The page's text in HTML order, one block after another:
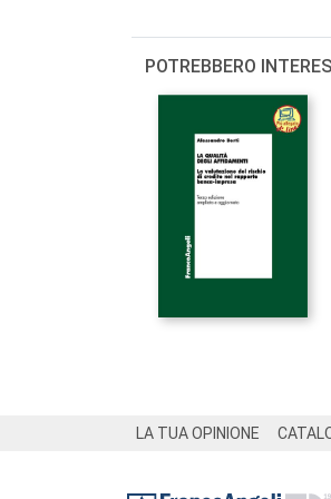
POTREBBERO
LA TUA OPINIONE